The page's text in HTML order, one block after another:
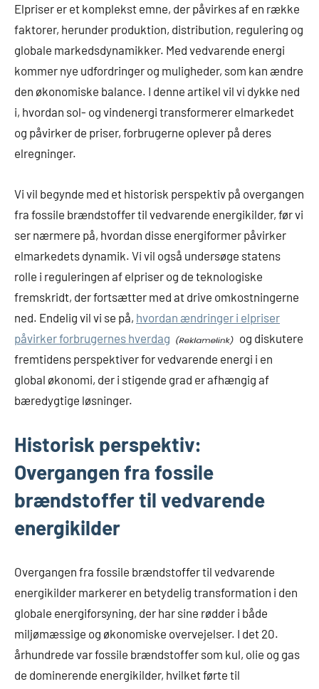
Elpriser er et komplekst emne, der påvirkes af en række
faktorer, herunder produktion, distribution, regulering og
globale markedsdynamikker. Med vedvarende energi
kommer nye udfordringer og muligheder, som kan ændre
den økonomiske balance. I denne artikel vil vi dykke ned
i, hvordan sol- og vindenergi transformerer elmarkedet
og påvirker de priser, forbrugerne oplever på deres
elregninger.
Vi vil begynde med et historisk perspektiv på overgangen
fra fossile brændstoffer til vedvarende energikilder, før vi
ser nærmere på, hvordan disse energiformer påvirker
elmarkedets dynamik. Vi vil også undersøge statens
rolle i reguleringen af elpriser og de teknologiske
fremskridt, der fortsætter med at drive omkostningerne
ned. Endelig vil vi se på, hvordan ændringer i elpriser
påvirker forbrugernes hverdag
og diskutere
fremtidens perspektiver for vedvarende energi i en
global økonomi, der i stigende grad er afhængig af
bæredygtige løsninger.
Historisk perspektiv:
Overgangen fra fossile
brændstoffer til vedvarende
energikilder
Overgangen fra fossile brændstoffer til vedvarende
energikilder markerer en betydelig transformation i den
globale energiforsyning, der har sine rødder i både
miljømæssige og økonomiske overvejelser. I det 20.
århundrede var fossile brændstoffer som kul, olie og gas
de dominerende energikilder, hvilket førte til